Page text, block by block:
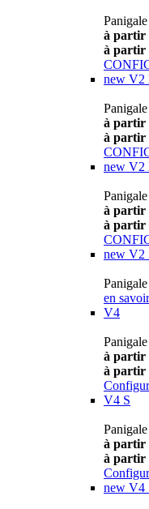
à partir
à partir
new V2
à partir
à partir
new V2
à partir
à partir
new V2
en
V4
à partir
à partir
V4 S
à partir
à partir
new V4